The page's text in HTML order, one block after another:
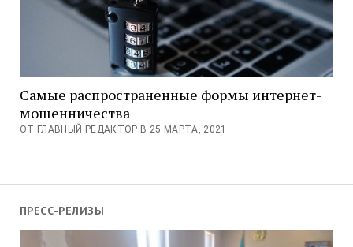
ПРЕСС-РЕЛИЗЫ
Самые распространенные формы интернет-
мошенничества
ОТ ГЛАВНЫЙ РЕДАКТОР В 25 МАРТА, 2021